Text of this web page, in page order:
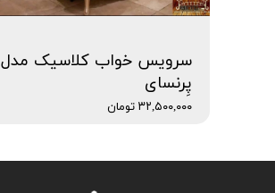
سرویس خواب کلاسیک مدل
پِرنسای
۳۲,۵۰۰,۰۰۰ تومان